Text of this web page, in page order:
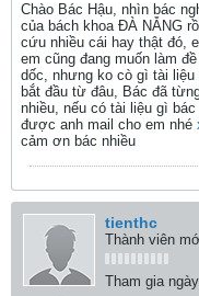
Chào Bác Hậu, nhìn bác
của bách khoa ĐÀ NẴNG
cứu nhiều cái hay thật đó,
em cũng đang muốn làm
dốc, nhưng ko cò gì tài
bắt đầu từ đâu, Bác đã
nhiều, nếu có tài liệu gì
được anh mail cho em nhé
cảm ơn bác nhiều
tienthc
Thành viên
Tham gia